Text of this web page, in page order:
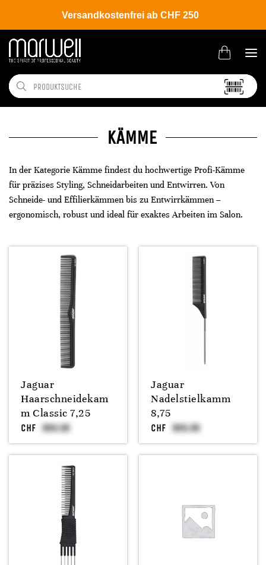
Versandkostenfrei ab CHF 250
KÄMME
In der Kategorie Kämme findest du hochwertige Profi-Kämme
für präzises Styling, Schneidarbeiten und Entwirren. Von
Schneide- und Effilierkämmen bis zu Entwirrkämmen –
ergonomisch, robust und ideal für exaktes Arbeiten im Salon.
Jaguar
Haarschneidekam
m Classic 7,25
CHF
Jaguar
Nadelstielkamm
8,75
CHF